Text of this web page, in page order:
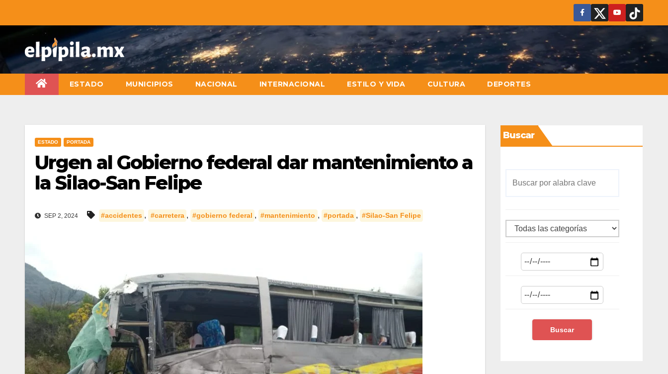
ESTADO MUNICIPIOS NACIONAL INTERNACIONAL ESTILO Y VIDA CULTURA DEPORTES
ESTADO PORTADA
Urgen al Gobierno federal dar mantenimiento a
la Silao-San Felipe
SEP 2, 2024 #accidentes , #carretera , #gobierno federal , #mantenimiento , #portada , #Silao-San Felipe
Buscar